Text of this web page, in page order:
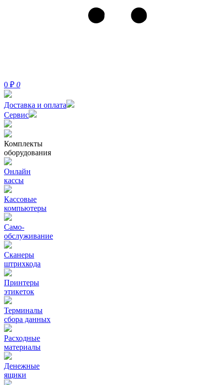
0 ₽ 0
Доставка и оплата
Сервис
Комплекты
оборудования
Онлайн
кассы
Кассовые
компьютеры
Само-
обслуживание
Сканеры
штрихкода
Принтеры
этикеток
Терминалы
сбора данных
Расходные
материалы
Денежные
ящики